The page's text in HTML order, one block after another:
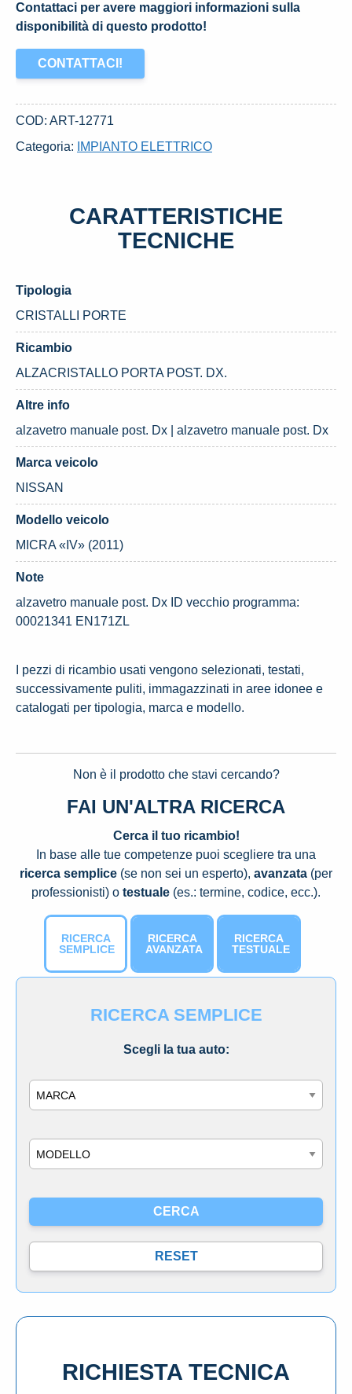
Contattaci per avere maggiori informazioni sulla
disponibilità di questo prodotto!
CONTATTACI!
COD: ART-12771
Categoria:
IMPIANTO ELETTRICO
CARATTERISTICHE
TECNICHE
Tipologia
CRISTALLI PORTE
Ricambio
ALZACRISTALLO PORTA POST. DX.
Altre info
alzavetro manuale post. Dx | alzavetro manuale post. Dx
Marca veicolo
NISSAN
Modello veicolo
MICRA «IV» (2011)
Note
alzavetro manuale post. Dx ID vecchio programma:
00021341 EN171ZL
I pezzi di ricambio usati vengono selezionati, testati,
successivamente puliti, immagazzinati in aree idonee e
catalogati per tipologia, marca e modello.
Non è il prodotto che stavi cercando?
FAI UN'ALTRA RICERCA
Cerca il tuo ricambio!
In base alle tue competenze puoi scegliere tra una
ricerca semplice (se non sei un esperto), avanzata (per
professionisti) o testuale (es.: termine, codice, ecc.).
RICERCA
SEMPLICE
RICERCA
AVANZATA
RICERCA
TESTUALE
RICERCA SEMPLICE
Scegli la tua auto:
RICHIESTA TECNICA